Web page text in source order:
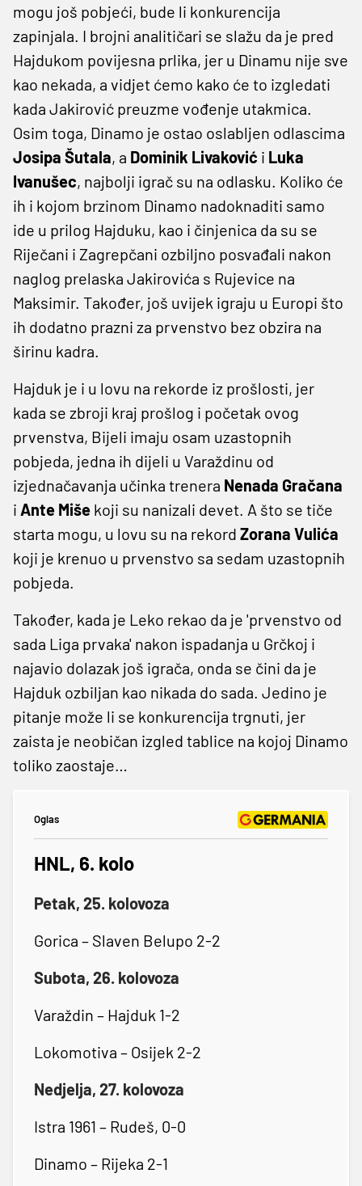
mogu još pobjeći, bude li konkurencija
zapinjala. I brojni analitičari se slažu da je pred
Hajdukom povijesna prlika, jer u Dinamu nije sve
kao nekada, a vidjet ćemo kako će to izgledati
kada Jakirović preuzme vođenje utakmica.
Osim toga, Dinamo je ostao oslabljen odlascima
Josipa Šutala, a Dominik Livaković i Luka
Ivanušec, najbolji igrač su na odlasku. Koliko će
ih i kojom brzinom Dinamo nadoknaditi samo
ide u prilog Hajduku, kao i činjenica da su se
Riječani i Zagrepčani ozbiljno posvađali nakon
naglog prelaska Jakirovića s Rujevice na
Maksimir. Također, još uvijek igraju u Europi što
ih dodatno prazni za prvenstvo bez obzira na
širinu kadra.
Hajduk je i u lovu na rekorde iz prošlosti, jer
kada se zbroji kraj prošlog i početak ovog
prvenstva, Bijeli imaju osam uzastopnih
pobjeda, jedna ih dijeli u Varaždinu od
izjednačavanja učinka trenera Nenada Gračana
i Ante Miše koji su nanizali devet. A što se tiče
starta mogu, u lovu su na rekord Zorana Vulića
koji je krenuo u prvenstvo sa sedam uzastopnih
pobjeda.
Također, kada je Leko rekao da je 'prvenstvo od
sada Liga prvaka' nakon ispadanja u Grčkoj i
najavio dolazak još igrača, onda se čini da je
Hajduk ozbiljan kao nikada do sada. Jedino je
pitanje može li se konkurencija trgnuti, jer
zaista je neobičan izgled tablice na kojoj Dinamo
toliko zaostaje…
Oglas
HNL, 6. kolo
Petak, 25. kolovoza
Gorica – Slaven Belupo 2-2
Subota, 26. kolovoza
Varaždin – Hajduk 1-2
Lokomotiva – Osijek 2-2
Nedjelja, 27. kolovoza
Istra 1961 – Rudeš, 0-0
Dinamo – Rijeka 2-1